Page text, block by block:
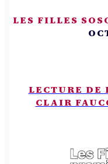
LES FILLES
LECTURE DE
CLAIR